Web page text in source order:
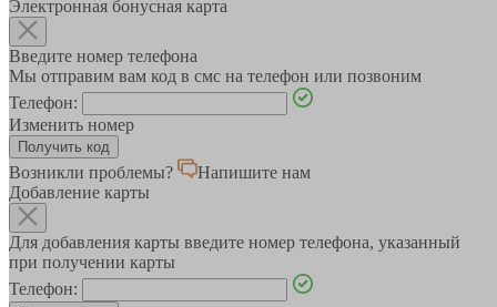
Электронная бонусная карта
Введите номер телефона
Мы отправим вам код в смс на телефон или позвоним
Телефон:
Изменить номер
Возникли проблемы?
Напишите нам
Добавление карты
Для добавления карты введите номер телефона, указанный
при получении карты
Телефон: